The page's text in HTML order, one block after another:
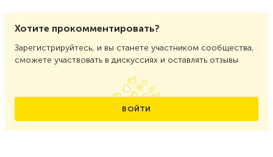
Хотите прокомментировать?
Зарегистрируйтесь, и вы станете участником сообщества,
сможете участвовать в дискуссиях и оставлять отзывы
ВОЙТИ